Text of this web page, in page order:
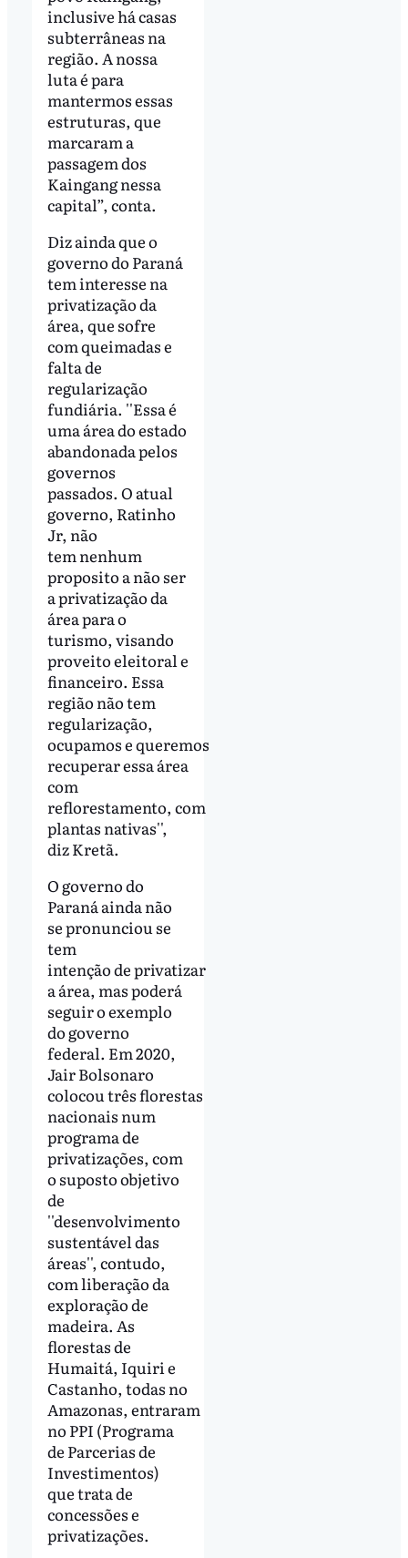
inclusive há casas
subterrâneas na
região. A nossa
luta é para
mantermos essas
estruturas, que
marcaram a
passagem dos
Kaingang nessa
capital”, conta.
Diz ainda que o
governo do Paraná
tem interesse na
privatização da
área, que sofre
com queimadas e
falta de
regularização
fundiária. ''Essa é
uma área do estado
abandonada pelos
governos
passados. O atual
governo, Ratinho
Jr, não
tem nenhum
proposito a não ser
a privatização da
área para o
turismo, visando
proveito eleitoral e
financeiro. Essa
região não tem
regularização,
ocupamos e queremos
recuperar essa área
com
reflorestamento, com
plantas nativas'',
diz Kretã.
O governo do
Paraná ainda não
se pronunciou se
tem
intenção de privatizar
a área, mas poderá
seguir o exemplo
do governo
federal. Em 2020,
Jair Bolsonaro
colocou três florestas
nacionais num
programa de
privatizações, com
o suposto objetivo
de
''desenvolvimento
sustentável das
áreas'', contudo,
com liberação da
exploração de
madeira. As
florestas de
Humaitá, Iquiri e
Castanho, todas no
Amazonas, entraram
no PPI (Programa
de Parcerias de
Investimentos)
que trata de
concessões e
privatizações.